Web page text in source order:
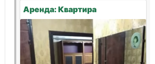
Аренда: Квартира